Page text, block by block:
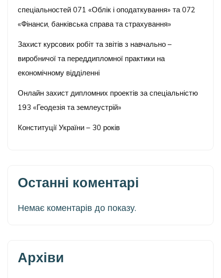
спеціальностей 071 «Облік і оподаткування» та 072
«Фінанси, банківська справа та страхування»
Захист курсових робіт та звітів з навчально –
виробничої та переддипломної практики на
економічному відділенні
Онлайн захист дипломних проектів за спеціальністю
193 «Геодезія та землеустрій»
Конституції України – 30 років
Останні коментарі
Немає коментарів до показу.
Архіви